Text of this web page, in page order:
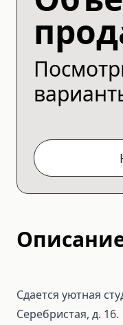
Сдается уютная
Серебристая, д. 16.